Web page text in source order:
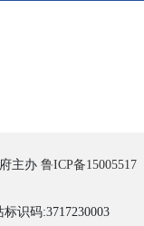
主办 鲁ICP备15005517
识码:3717230003